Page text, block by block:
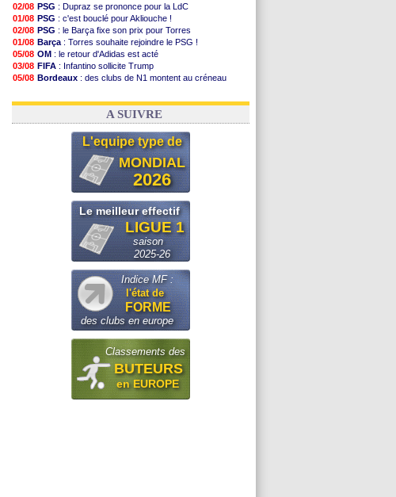
02/08 PSG : Dupraz se prononce pour la LdC
01/08 PSG : c'est bouclé pour Akliouche !
02/08 PSG : le Barça fixe son prix pour Torres
01/08 Barça : Torres souhaite rejoindre le PSG !
05/08 OM : le retour d'Adidas est acté
03/08 FIFA : Infantino sollicite Trump
05/08 Bordeaux : des clubs de N1 montent au créneau
03/08 Real: le démenti de Leipzig pour Diomandé
A SUIVRE
L'equipe type de
MONDIAL
2026
Le meilleur effectif
LIGUE 1
saison
2025-26
Indice MF :
l'état de
FORME
des clubs en europe
Classements des
BUTEURS
en EUROPE